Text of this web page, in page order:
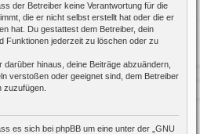
der Betreiber keine Verantwortung für die
die er nicht selbst erstellt hat oder die er
hat. Du gestattest dem Betreiber, dein
Funktionen jederzeit zu löschen oder zu
darüber hinaus, deine Beiträge abzuändern,
verstoßen oder geeignet sind, dem Betreiber
zuzufügen.
es sich bei phpBB um eine unter der „ GNU